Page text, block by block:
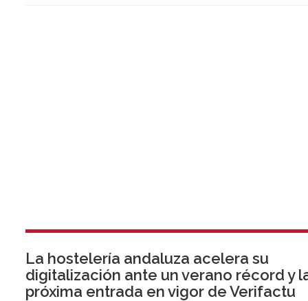
La hostelería andaluza acelera su
digitalización ante un verano récord y
próxima entrada en vigor de Verifactu